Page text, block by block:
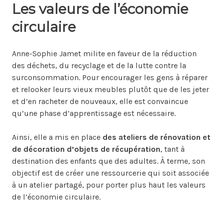
Les valeurs de l’économie
circulaire
Anne-Sophie Jamet milite en faveur de la réduction
des déchets, du recyclage et de la lutte contre la
surconsommation. Pour encourager les gens à réparer
et relooker leurs vieux meubles plutôt que de les jeter
et d’en racheter de nouveaux, elle est convaincue
qu’une phase d’apprentissage est nécessaire.
Ainsi, elle a mis en place des ateliers de rénovation et
de décoration d’objets de récupération, tant à
destination des enfants que des adultes. À terme, son
objectif est de créer une ressourcerie qui soit associée
à un atelier partagé, pour porter plus haut les valeurs
de l’économie circulaire.